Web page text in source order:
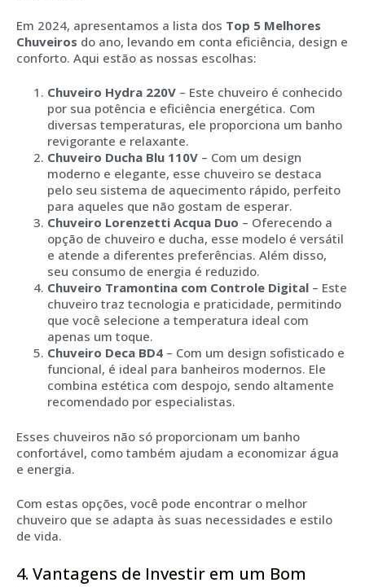
Em 2024, apresentamos a lista dos Top 5 Melhores
Chuveiros do ano, levando em conta eficiência, design e
conforto. Aqui estão as nossas escolhas:
Chuveiro Hydra 220V– Este chuveiro é conhecido
por sua potência e eficiência energética. Com
diversas temperaturas, ele proporciona um banho
revigorante e relaxante.
Chuveiro Ducha Blu 110V– Com um design
moderno e elegante, esse chuveiro se destaca
pelo seu sistema de aquecimento rápido, perfeito
para aqueles que não gostam de esperar.
Chuveiro Lorenzetti Acqua Duo – Oferecendo a
opção de chuveiro e ducha, esse modelo é versátil
e atende a diferentes preferências. Além disso,
seu consumo de energia é reduzido.
Chuveiro Tramontina com Controle Digital– Este
chuveiro traz tecnologia e praticidade, permitindo
que você selecione a temperatura ideal com
apenas um toque.
Chuveiro Deca BD4– Com um design sofisticado e
funcional, é ideal para banheiros modernos. Ele
combina estética com despojo, sendo altamente
recomendado por especialistas.
Esses chuveiros não só proporcionam um banho
confortável, como também ajudam a economizar água
e energia.
Com estas opções, você pode encontrar o melhor
chuveiro que se adapta às suas necessidades e estilo
de vida.
4. Vantagens de Investir em um Bom